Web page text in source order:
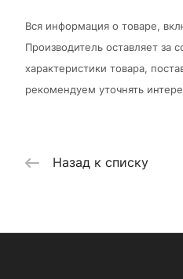
Вся информация о товаре,
Производитель оставляет
характеристики товара,
рекомендуем уточнять
Назад к списку